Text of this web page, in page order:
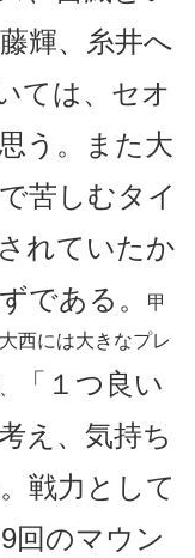
輝、糸井へ
ては、セオ
う。また大
苦しむタイ
れていたか
である。
甲
西には大きなプレ
「１つ良い
え、気持ち
戦力として
回のマウン